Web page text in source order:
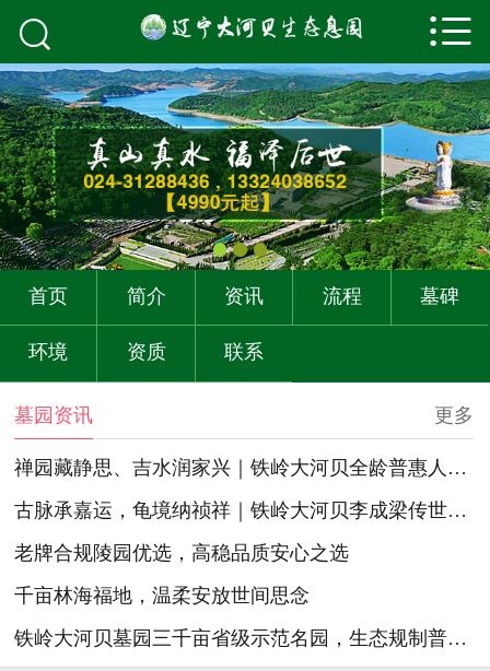

关于我们
墓园资讯
购墓流程
墓碑展示
墓园环境
 
首页 简介 资讯 流程 墓碑
环境 资质 联系
墓园资讯 更多
禅园藏静思、吉水润家兴｜铁岭大河贝全龄普惠人文生态标杆陵园
古脉承嘉运，龟境纳祯祥｜铁岭大河贝李成梁传世祖脉生态陵园
老牌合规陵园优选，高稳品质安心之选
千亩林海福地，温柔安放世间思念
铁岭大河贝墓园三千亩省级示范名园，生态规制普惠精护安心福地